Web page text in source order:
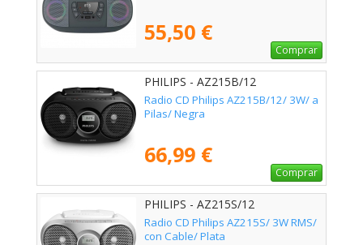
55,50 €
Comprar
PHILIPS - AZ215B/12
Radio CD Philips AZ215B/12/ 3W/ a
Pilas/ Negra
66,99 €
Comprar
PHILIPS - AZ215S/12
Radio CD Philips AZ215S/ 3W RMS/
con Cable/ Plata